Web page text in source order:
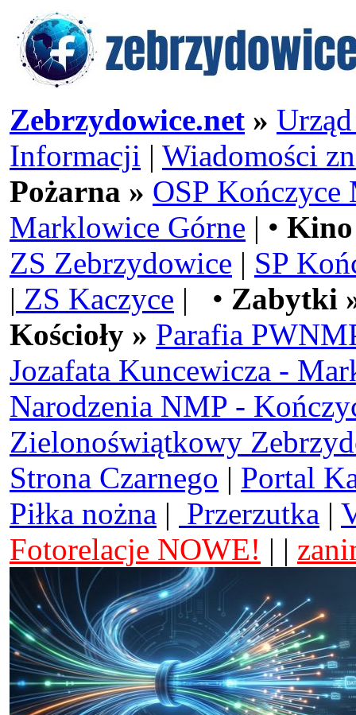
Zebrzydowice.net »
Informacji | Wiadomości
Pożarna » OSP Kończyce
Marklowice Górne | •
ZS Zebrzydowice | SP
| ZS Kaczyce | • Zabytki
Kościoły » Parafia
Jozafata Kuncewicza -
Narodzenia NMP -
Zielonoświątkowy
Strona Czarnego | Portal
Piłka nożna | Przerzutka |
Fotorelacje NOWE! | |